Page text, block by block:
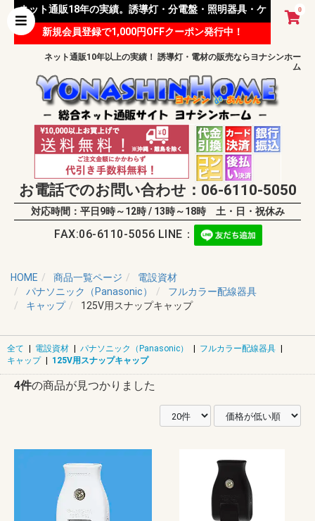
0
ネット通販18年の実績。誘導灯・分電盤・照明器具・ケ
ーブル等 様々な資材を取り扱っています。
新規会員登録で1,000円OFFクーポン発行中！
ネット通販10年以上の実績！ 誘導灯・電材の販売ならヨナシンホー
ム
お電話でのお問い合わせ：06-6110-5050
対応時間：平日9時～12時 / 13時～18時 土・日・祝休み
FAX:06-6110-5056 LINE：
HOME 商品一覧ページ
電設資材
パナソニック（Panasonic）
フルカラー配線器具
キャップ
125V用スナップキャップ
全て | 電設資材 | パナソニック（Panasonic） | フルカラー配線器具 |
キャップ | 125V用スナップキャップ
4件の商品が見つかりました